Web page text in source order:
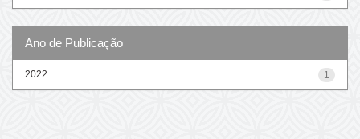
Ano de Publicação
1
2022